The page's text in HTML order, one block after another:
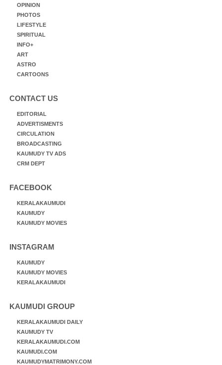
OPINION
PHOTOS
LIFESTYLE
SPIRITUAL
INFO+
ART
ASTRO
CARTOONS
CONTACT US
EDITORIAL
ADVERTISMENTS
CIRCULATION
BROADCASTING
KAUMUDY TV ADS
CRM DEPT
FACEBOOK
KERALAKAUMUDI
KAUMUDY
KAUMUDY MOVIES
INSTAGRAM
KAUMUDY
KAUMUDY MOVIES
KERALAKAUMUDI
KAUMUDI GROUP
KERALAKAUMUDI DAILY
KAUMUDY TV
KERALAKAUMUDI.COM
KAUMUDI.COM
KAUMUDYMATRIMONY.COM